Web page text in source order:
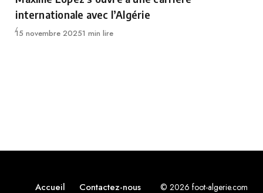
internationale avec l’Algérie
Publié
15 novembre 20251 min lire
Accueil Contactez-nous © 2026 foot-algerie.com